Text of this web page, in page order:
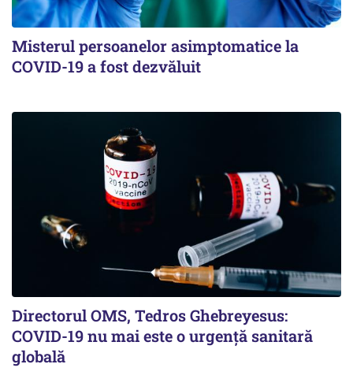
Misterul persoanelor asimptomatice la
COVID-19 a fost dezvăluit
Directorul OMS, Tedros Ghebreyesus:
COVID-19 nu mai este o urgenţă sanitară
globală